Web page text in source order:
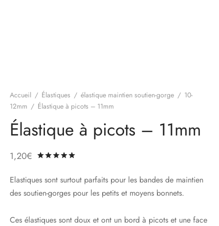
Accueil / Élastiques / élastique maintien soutien-gorge / 10-
12mm / Élastique à picots – 11mm
Élastique à picots – 11mm
1,20€
Elastiques sont surtout parfaits pour les bandes de maintien
des soutien-gorges pour les petits et moyens bonnets.
Ces élastiques sont doux et ont un bord à picots et une face